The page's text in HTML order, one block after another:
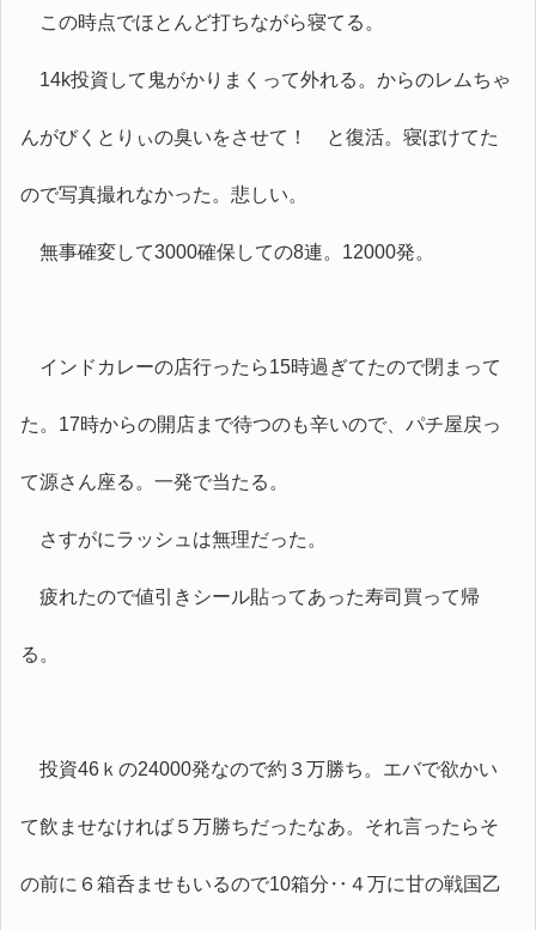
この時点でほとんど打ちながら寝てる。
14k投資して鬼がかりまくって外れる。からのレムちゃ
んがびくとりぃの臭いをさせて！ と復活。寝ぼけてた
ので写真撮れなかった。悲しい。
無事確変して3000確保しての8連。12000発。
インドカレーの店行ったら15時過ぎてたので閉まって
た。17時からの開店まで待つのも辛いので、パチ屋戻っ
て源さん座る。一発で当たる。
さすがにラッシュは無理だった。
疲れたので値引きシール貼ってあった寿司買って帰
る。
投資46ｋの24000発なので約３万勝ち。エバで欲かい
て飲ませなければ５万勝ちだったなあ。それ言ったらそ
の前に６箱呑ませもいるので10箱分‥４万に甘の戦国乙